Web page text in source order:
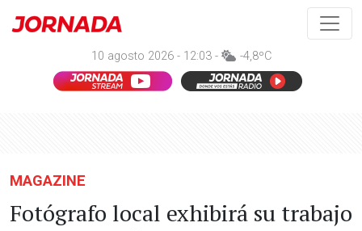
10 agosto 2026 - 12:03 - -4,8ºC
MAGAZINE
Fotógrafo local exhibirá su trabajo